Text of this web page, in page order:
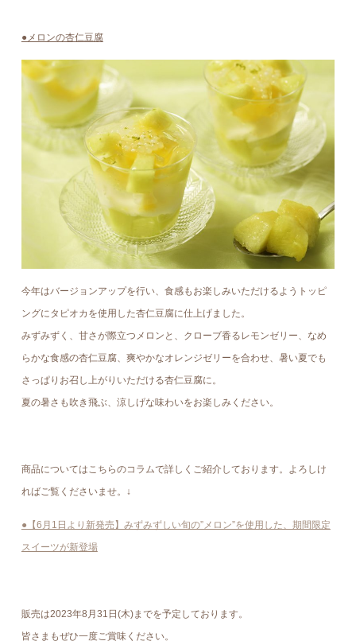
●メロンの杏仁豆腐
今年はバージョンアップを行い、食感もお楽しみいただけるようトッピ
ングにタピオカを使用した杏仁豆腐に仕上げました。
みずみずく、甘さが際立つメロンと、クローブ香るレモンゼリー、なめ
らかな食感の杏仁豆腐、爽やかなオレンジゼリーを合わせ、暑い夏でも
さっぱりお召し上がりいただける杏仁豆腐に。
夏の暑さも吹き飛ぶ、涼しげな味わいをお楽しみください。
商品についてはこちらのコラムで詳しくご紹介しております。よろしけ
ればご覧くださいませ。↓
●【6月1日より新発売】みずみずしい旬の”メロン”を使用した、期間限定
スイーツが新登場
販売は2023年8月31日(木)までを予定しております。
皆さまもぜひ一度ご賞味ください。